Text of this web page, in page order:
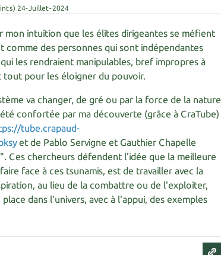
24-Juillet-2024
mon intuition que les élites dirigeantes se méfient
comme des personnes qui sont indépendantes
les rendraient manipulables, bref impropres à
tout pour les éloigner du pouvoir.
va changer, de gré ou par la force de la nature
confortée par ma découverte (grâce à CraTube)
tube.crapaud-
et de Pablo Servigne et Gauthier Chapelle
Ces chercheurs défendent l'idée que la meilleure
face à ces tsunamis, est de travailler avec la
au lieu de la combattre ou de l'exploiter,
dans l'univers, avec à l'appui, des exemples